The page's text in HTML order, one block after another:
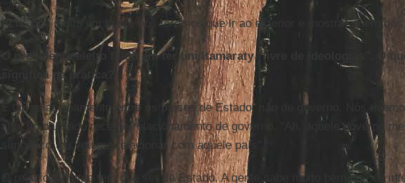
Acho que muito em breve nós teremos que ir ao exterior e mostrar quem
O presidente eleito falou em ter um Itamaraty "livre de ideologias". O
significa na prática?
É um relacionamento entre os países de Estado, não de governo. Nós
aqui no passado recente relacionamento de governo. "Ah, aquele governo
simpático, eu vou me relacionar com aquele país".
O relacionamento tem que ser de Estado. A gente sabe muito bem que os